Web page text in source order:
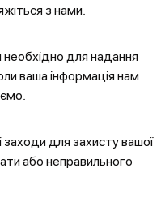
з нами.
необхідно для надання
ваша інформація нам
заходи для захисту вашої
або неправильного